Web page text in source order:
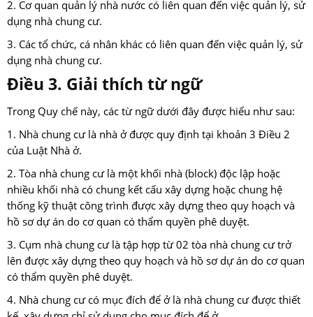
2. Cơ quan quản lý nhà nước có liên quan đến việc quản lý, sử
dụng nhà chung cư.
3. Các tổ chức, cá nhân khác có liên quan đến việc quản lý, sử
dụng nhà chung cư.
Điều 3. Giải thích từ ngữ
Trong Quy chế này, các từ ngữ dưới đây được hiểu như sau:
1. Nhà chung cư là nhà ở được quy định tại khoản 3 Điều 2
của Luật Nhà ở.
2. Tòa nhà chung cư là một khối nhà (block) độc lập hoặc
nhiều khối nhà có chung kết cấu xây dựng hoặc chung hệ
thống kỹ thuật công trình được xây dựng theo quy hoạch và
hồ sơ dự án do cơ quan có thẩm quyền phê duyệt.
3. Cụm nhà chung cư là tập hợp từ 02 tòa nhà chung cư trở
lên được xây dựng theo quy hoạch và hồ sơ dự án do cơ quan
có thẩm quyền phê duyệt.
4. Nhà chung cư có mục đích để ở là nhà chung cư được thiết